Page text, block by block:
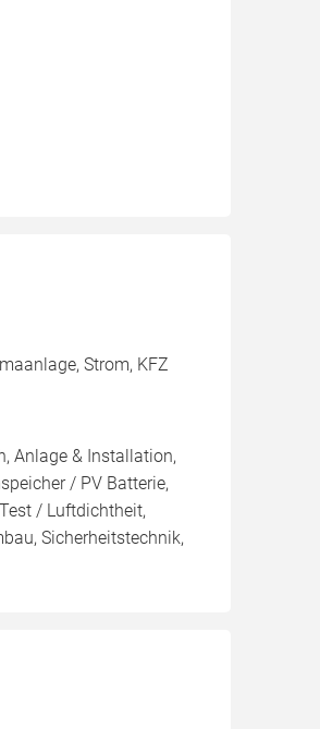
Strom, KFZ
Anlage & Installation,
/ PV Batterie,
/ Luftdichtheit,
Sicherheitstechnik,